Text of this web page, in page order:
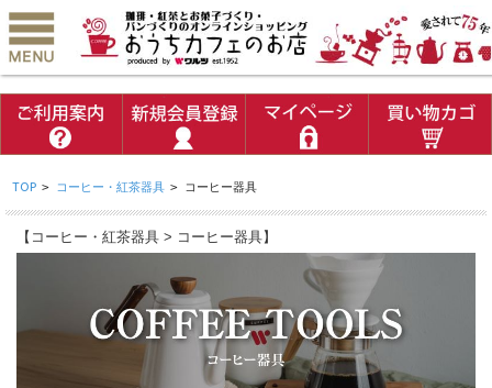
TOP > コーヒー・紅茶器具 > コーヒー器具
【コーヒー・紅茶器具 > コーヒー器具】